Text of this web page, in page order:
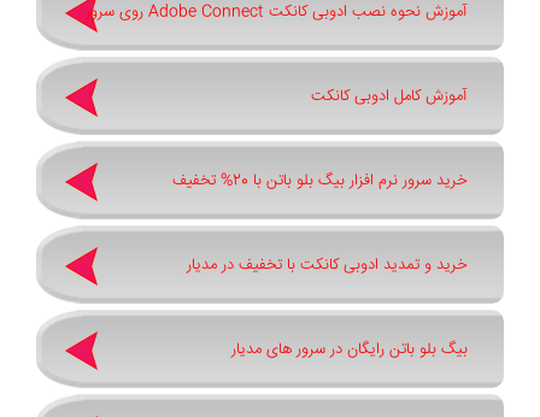
آموزش نحوه نصب ادوبی کانکت Adobe Connect روی سرور
آموزش کامل ادوبی کانکت
خرید سرور نرم افزار بیگ بلو باتن با 20% تخفیف
خرید و تمدید ادوبی کانکت با تخفیف در مدیار
بیگ بلو باتن رایگان در سرور های مدیار